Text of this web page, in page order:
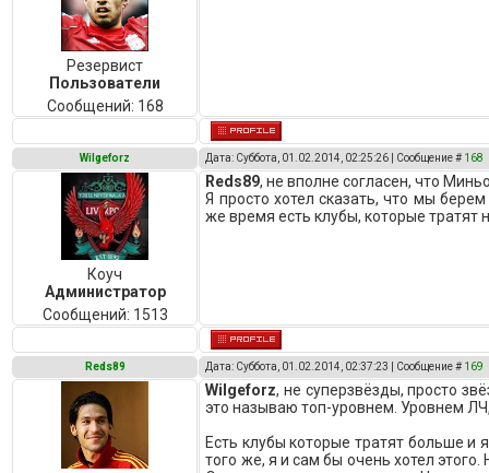
Резервист
Пользователи
Сообщений: 168
Wilgeforz Дата: Суббота, 01.02.2014, 02:25:26 | Сообщение # 168
Коуч
Администратор
Сообщений: 1513
Reds89, не вполне согласен, что
Я просто хотел сказать, что мы
же время есть клубы, которые тратят
Reds89 Дата: Суббота, 01.02.2014, 02:37:23 | Сообщение # 169
Wilgeforz, не суперзвёзды, просто
это называю топ-уровнем. Уровнем
Есть клубы которые тратят больше и
того же, я и сам бы очень хотел